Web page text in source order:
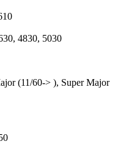
4830, 5030
(11/60-> ), Super Major